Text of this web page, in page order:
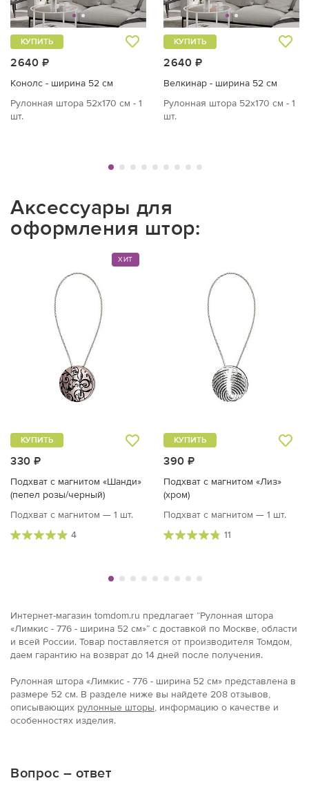
2640 ₽
КУПИТЬ
Конолс - ширина 52 см
Рулонная штора 52х170 см - 1
шт.
2640 ₽
КУПИТЬ
Велкинар - ширина 52 см
Рулонная штора 52х170 см - 1
шт.
Аксессуары для
оформления штор:
ХИТ
330 ₽
КУПИТЬ
Подхват с магнитом «Шанди»
(пепел розы/черный)
Подхват с магнитом — 1 шт.
4
390 ₽
КУПИТЬ
Подхват с магнитом «Лиз»
(хром)
Подхват с магнитом — 1 шт.
11
Интернет-магазин tomdom.ru предлагает “Рулонная штора
«Лимкис - 776 - ширина 52 см»” с доставкой по Москве, области
и всей России. Товар поставляется от производителя Томдом,
даем гарантию на возврат до 14 дней после получения.
Рулонная штора «Лимкис - 776 - ширина 52 см» представлена в
размерe 52 см. В разделе ниже вы найдете 208 отзывов,
описывающих рулонные шторы, информацию о качестве и
особенностях изделия.
Вопрос – ответ